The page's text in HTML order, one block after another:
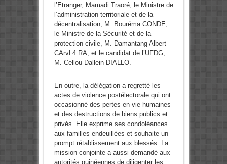
l’Etranger, Mamadi Traoré, le Ministre de
l’administration territoriale et de la
décentralisation, M. Bouréma CONDE,
le Ministre de la Sécurité et de la
protection civile, M. Damantang Albert
CArvL4.RA, et le candidat de l’UFDG,
M. Cellou Dallein DIALLO.
En outre, la délégation a regretté les
actes de violence postélectorale qui ont
occasionné des pertes en vie humaines
et des destructions de biens publics et
privés. Elle exprime ses condoléances
aux familles endeuillées et souhaite un
prompt rétablissement aux blessés. La
mission conjointe a aussi demandé aux
autorités guinéennes de diligenter les